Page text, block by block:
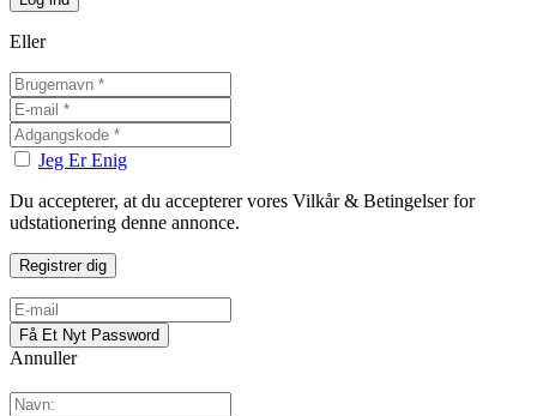
Eller
Jeg Er Enig
Du accepterer, at du accepterer vores Vilkår & Betingelser for
udstationering denne annonce.
Annuller